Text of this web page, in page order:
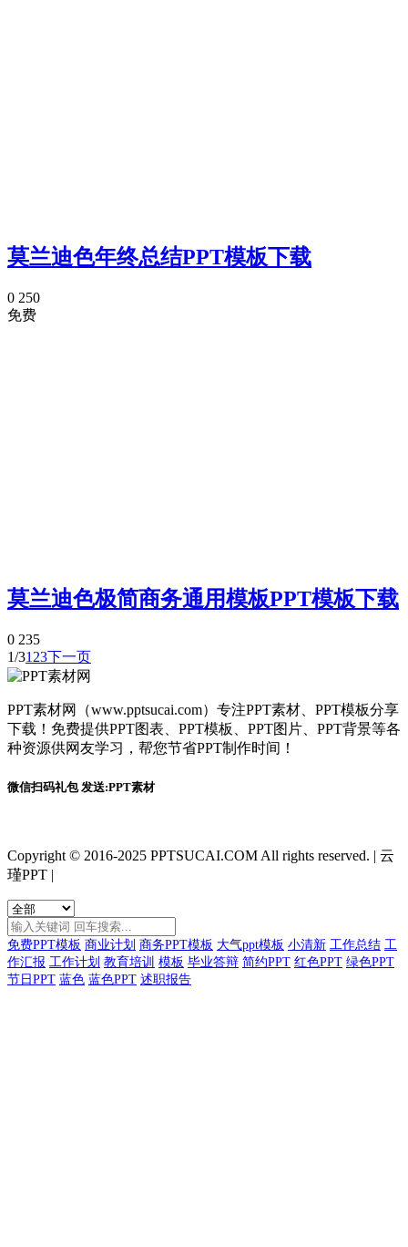
莫兰迪色年终总结PPT模板下载
0 250
免费
莫兰迪色极简商务通用模板PPT模板下载
0 235
1/31 23下一页
PPT素材网（www.pptsucai.com）专注PPT素材、PPT模板分享
下载！免费提供PPT图表、PPT模板、PPT图片、PPT背景等各
种资源供网友学习，帮您节省PPT制作时间！
微信扫码礼包 发送:PPT素材
Copyright © 2016-2025 PPTSUCAI.COM All rights reserved. | 云
瑾PPT |
免费PPT模板 商业计划 商务PPT模板 大气ppt模板 小清新 工作总结 工
作汇报 工作计划 教育培训 模板 毕业答辩 简约PPT 红色PPT 绿色PPT
节日PPT 蓝色 蓝色PPT 述职报告